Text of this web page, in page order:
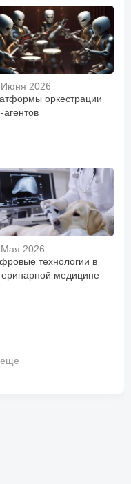
2026
оркестрации
2026
технологии в
медицине
еще